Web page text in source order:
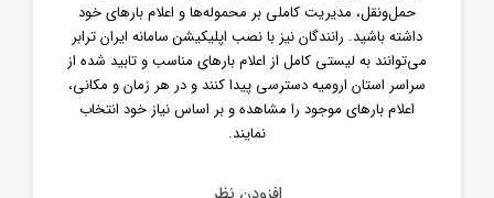
حمل‌ونقل، مدیریت کاملی بر محموله‌ها و اعلام بارهای خود
داشته باشید. رانندگان نیز با نصب اپلیکیشن سامانه ایران ترابر
می‌توانند به لیستی کامل از اعلام بارهای مناسب و تابید شده از
سراسر استان ارومیه دسترسی پیدا کنند و در هر زمان و مکانی،
اعلام بارهای موجود را مشاهده و بر اساس نیاز خود انتخاب
نمایند.